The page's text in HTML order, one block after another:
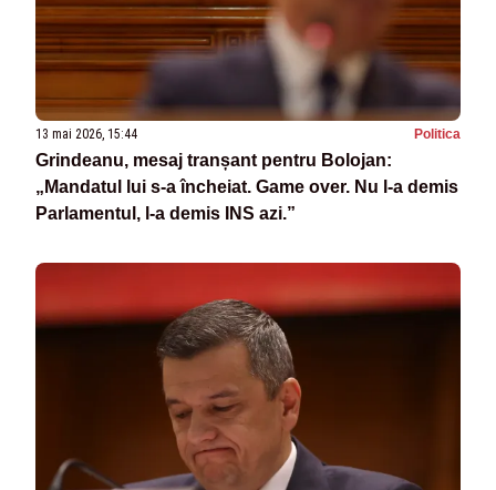
13 mai 2026, 15:44 Politica
Grindeanu, mesaj tranșant pentru Bolojan:
„Mandatul lui s-a încheiat. Game over. Nu l-a demis
Parlamentul, l-a demis INS azi.”